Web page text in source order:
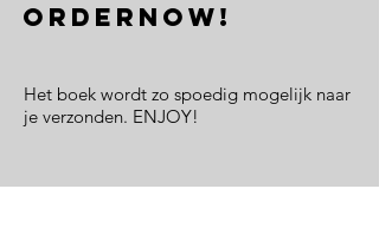
ordernow!
Het boek wordt zo spoedig mogelijk naar
je verzonden. ENJOY!